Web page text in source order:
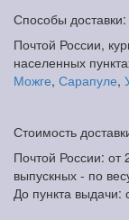
Способы доставки:
Почтой России,
населенных
Можге, Сарапуле,
Стоимость
Почтой России: от
выпускных - по
До пункта выдачи: